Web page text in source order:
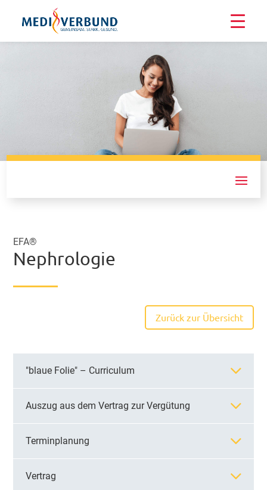
EFA®
Nephrologie
Zurück zur Übersicht
"blaue Folie" – Curriculum
Auszug aus dem Vertrag zur Vergütung
Terminplanung
Vertrag